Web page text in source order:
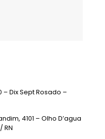
– Dix Sept Rosado –
4101 – Olho D’agua
RN